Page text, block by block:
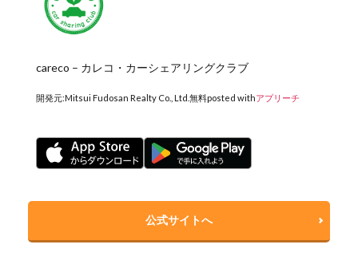
careco – カレコ・カーシェアリングクラブ
開発元:Mitsui Fudosan Realty Co., Ltd. 無料posted withアプリーチ
公式サイトへ